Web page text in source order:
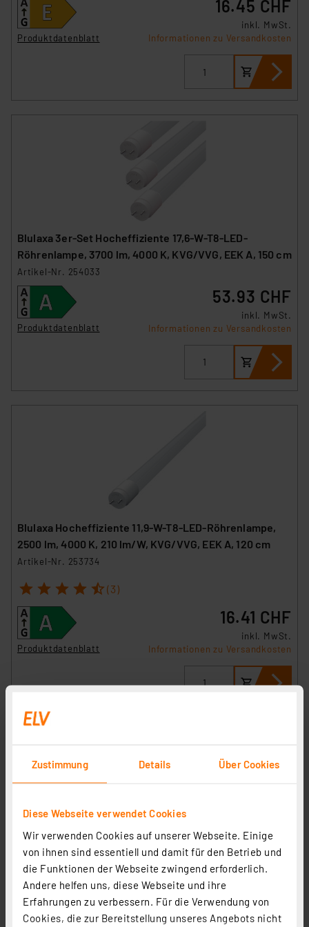
Zustimmung Details Über Cookies
Diese Webseite verwendet Cookies
Wir verwenden Cookies auf unserer Webseite. Einige
von ihnen sind essentiell und damit für den Betrieb und
die Funktionen der Webseite zwingend erforderlich.
Andere helfen uns, diese Webseite und ihre
Erfahrungen zu verbessern. Für die Verwendung von
Cookies, die zur Bereitstellung unseres Angebots nicht
Produktdatenblatt
16.45 CHF
inkl. MwSt.
Informationen zu Versandkosten
Blulaxa 3er-Set Hocheffiziente 17,6-W-T8-LED-
Röhrenlampe, 3700 lm, 4000 K, KVG/VVG, EEK A, 150 cm
Artikel-Nr. 254033
Produktdatenblatt
53.93 CHF
inkl. MwSt.
Informationen zu Versandkosten
Blulaxa Hocheffiziente 11,9-W-T8-LED-Röhrenlampe,
2500 lm, 4000 K, 210 lm/W, KVG/VVG, EEK A, 120 cm
Artikel-Nr. 253734
1 2 3 4 5 (3)
Produktdatenblatt
16.41 CHF
inkl. MwSt.
Informationen zu Versandkosten
Müller Licht 3er-Set 16,5-W-T8-LED-Röhrenlampe, G13,
2000 lm, 3000 K, warmweiß, KVG/VVG, 120 cm
Artikel-Nr. 254035
25.47 CHF